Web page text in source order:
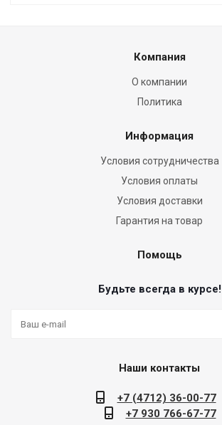
Компания
О компании
Политика
Информация
Условия сотрудничества
Условия оплаты
Условия доставки
Гарантия на товар
Помощь
Будьте всегда в курсе!
Наши контакты
+7 (4712) 36-00-77
+7 930 766-67-77